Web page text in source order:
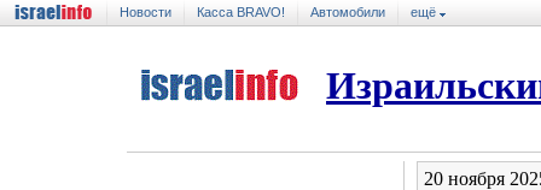
Новости Касса BRAVO! Автомобили ещё
20 ноября